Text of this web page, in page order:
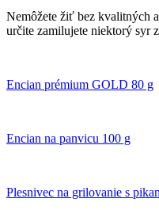
Nemôžete žiť bez kvalitných
určite zamilujete niektorý syr
Encian prémium GOLD 80 g
Encian na panvicu 100 g
Plesnivec na grilovanie s